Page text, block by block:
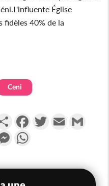
Église
fidèles 40% de la
Ceni
PartagerFacebookTwitterEmail
Messenger